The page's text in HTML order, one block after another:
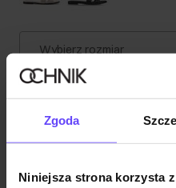
Zgoda
Niniejsza strona korzysta
Wybierz rozmiar
Opis produktu
Szczegóły